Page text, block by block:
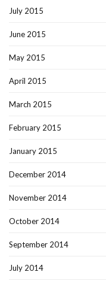
July 2015
June 2015
May 2015
April 2015
March 2015
February 2015
January 2015
December 2014
November 2014
October 2014
September 2014
July 2014